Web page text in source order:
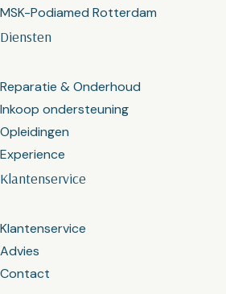
Klantenservice
Klantenservice
Advies
Contact
Diensten
Reparatie & Onderhoud
Inkoop ondersteuning
Opleidingen
Experience
MSK-Podiamed Rotterdam